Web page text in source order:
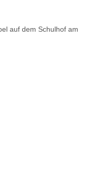
auf dem Schulhof am